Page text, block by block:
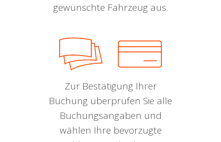
gewünschte Fahrzeug aus.
Zur Bestätigung Ihrer
Buchung überprüfen Sie alle
Buchungsangaben und
wählen Ihre bevorzugte